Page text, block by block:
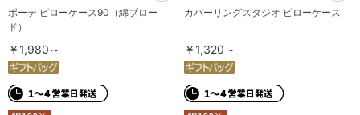
ボーテ ピローケース90（綿ブロー
ド）
￥1,980～
カバーリングスタジオ ピローケース
￥1,320～